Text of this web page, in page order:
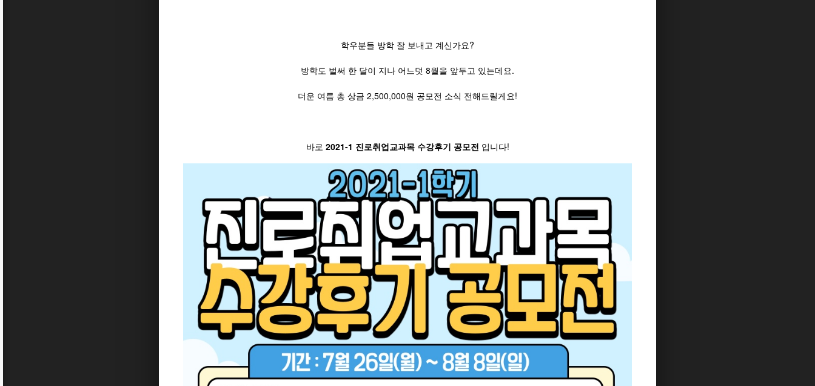
학우분들 방학 잘 보내고 계신가요?
방학도 벌써 한 달이 지나 어느덧 8월을 앞두고 있는데요.
더운 여름 총 상금 2,500,000원 공모전 소식 전해드릴게요!
바로 2021-1 진로취업교과목 수강후기 공모전 입니다!